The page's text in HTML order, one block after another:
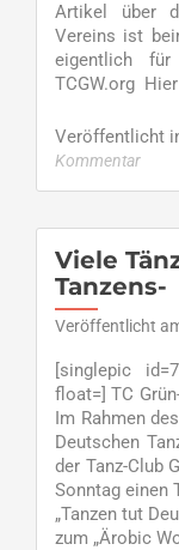
Artikel über
Vereins ist
eigentlich
TCGW.org
Veröffentlicht
Kommentar
Viele
Tanzens-
Veröffentlicht
[singlepic
float=] TC
Im Rahmen
Deutschen
der Tanz-Club
Sonntag einen
„Tanzen tut
zum „Ärobic